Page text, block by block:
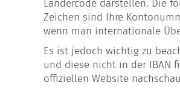
Ländercode darstellen. Die
Zeichen sind Ihre
wenn man internationale
Es ist jedoch wichtig zu
und diese nicht in der IBAN
offiziellen Website